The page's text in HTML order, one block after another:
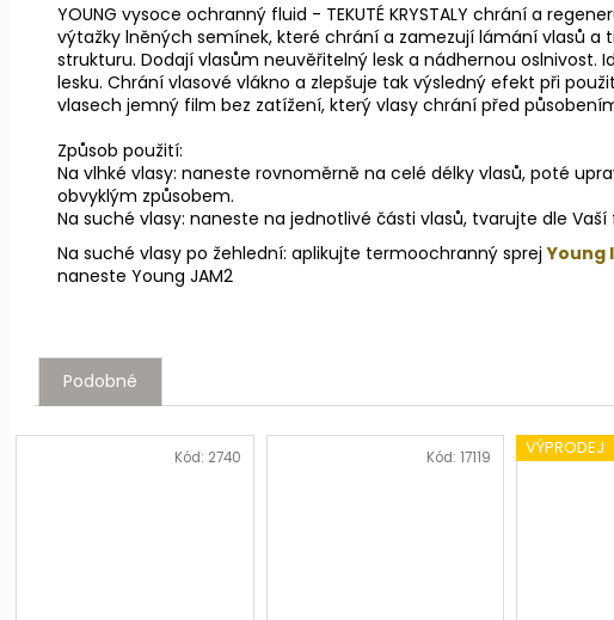
YOUNG vysoce ochranný fluid - TEKUTÉ KRYSTALY chrání a
výtažky lněných semínek, které chrání a zamezují lámání vlasů a
strukturu. Dodají vlasům neuvěřitelný lesk a nádhernou oslnivost.
lesku. Chrání vlasové vlákno a zlepšuje tak výsledný efekt při
vlasech jemný film bez zatížení, který vlasy chrání před
Způsob použití:
Na vlhké vlasy: naneste rovnoměrně na celé délky vlasů, poté
obvyklým způsobem.
Na suché vlasy: naneste na jednotlivé části vlasů, tvarujte dle Vaší
Na suché vlasy po žehlední: aplikujte termoochranný sprejYoung
naneste Young JAM2
Podobné
Kód: 2740 Kód: 17119 VÝPRODEJ